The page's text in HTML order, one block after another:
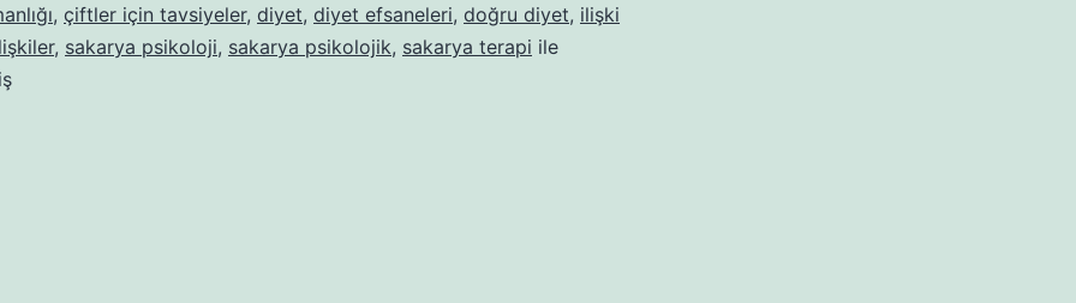
YANLIŞLAR
, çiftler için tavsiyeler, diyet, diyet efsaneleri, doğru diyet, ilişki
, sakarya psikoloji, sakarya psikolojik, sakarya terapi ile